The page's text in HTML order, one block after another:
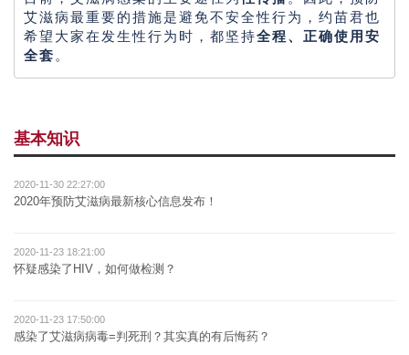
艾滋病最重要的措施是避免不安全性行为，约苗君也
希望大家在发生性行为时，都坚持全程、正确使用安
全套 。
基本知识
2020-11-30 22:27:00
2020年预防艾滋病最新核心信息发布！
2020-11-23 18:21:00
怀疑感染了HIV，如何做检测？
2020-11-23 17:50:00
感染了艾滋病病毒=判死刑？其实真的有后悔药？